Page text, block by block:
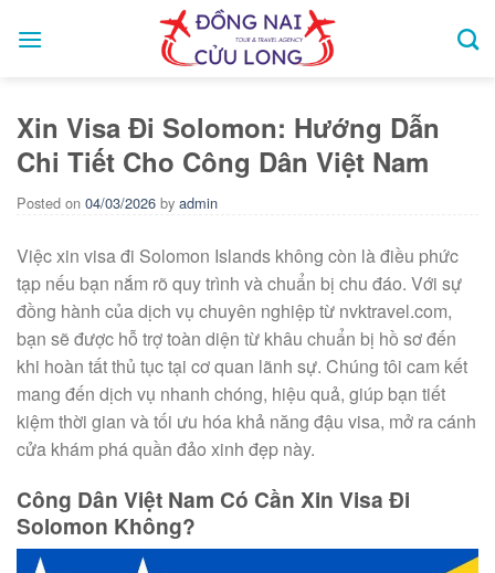
Xin Visa Đi Solomon: Hướng Dẫn
Chi Tiết Cho Công Dân Việt Nam
Posted on 04/03/2026 by admin
Việc xin visa đi Solomon Islands không còn là điều phức
tạp nếu bạn nắm rõ quy trình và chuẩn bị chu đáo. Với sự
đồng hành của dịch vụ chuyên nghiệp từ nvktravel.com,
bạn sẽ được hỗ trợ toàn diện từ khâu chuẩn bị hồ sơ đến
khi hoàn tất thủ tục tại cơ quan lãnh sự. Chúng tôi cam kết
mang đến dịch vụ nhanh chóng, hiệu quả, giúp bạn tiết
kiệm thời gian và tối ưu hóa khả năng đậu visa, mở ra cánh
cửa khám phá quần đảo xinh đẹp này.
Công Dân Việt Nam Có Cần Xin Visa Đi
Solomon Không?